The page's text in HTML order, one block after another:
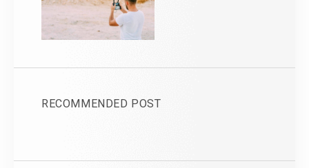
RECOMMENDED POST